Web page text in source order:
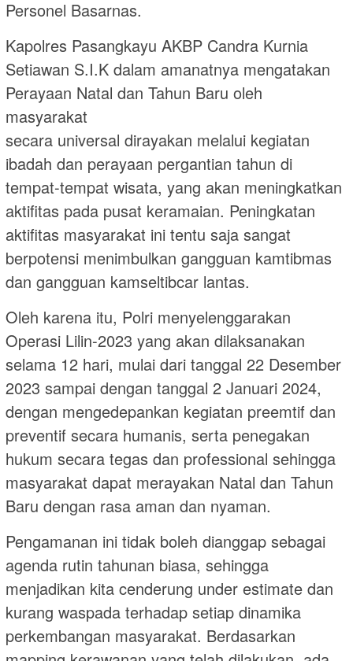
Personel Basarnas.
Kapolres Pasangkayu AKBP Candra Kurnia
Setiawan S.I.K dalam amanatnya mengatakan
Perayaan Natal dan Tahun Baru oleh
masyarakat
secara universal dirayakan melalui kegiatan
ibadah dan perayaan pergantian tahun di
tempat-tempat wisata, yang akan meningkatkan
aktifitas pada pusat keramaian. Peningkatan
aktifitas masyarakat ini tentu saja sangat
berpotensi menimbulkan gangguan kamtibmas
dan gangguan kamseltibcar lantas.
Oleh karena itu, Polri menyelenggarakan
Operasi Lilin-2023 yang akan dilaksanakan
selama 12 hari, mulai dari tanggal 22 Desember
2023 sampai dengan tanggal 2 Januari 2024,
dengan mengedepankan kegiatan preemtif dan
preventif secara humanis, serta penegakan
hukum secara tegas dan professional sehingga
masyarakat dapat merayakan Natal dan Tahun
Baru dengan rasa aman dan nyaman.
Pengamanan ini tidak boleh dianggap sebagai
agenda rutin tahunan biasa, sehingga
menjadikan kita cenderung under estimate dan
kurang waspada terhadap setiap dinamika
perkembangan masyarakat. Berdasarkan